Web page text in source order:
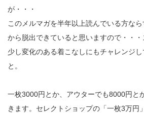
が・・・
このメルマガを半年以上読んでいる方な
から脱出できていると思いますので・・
少し変化のある着こなしにもチャレンジ
と。
一枚3000円とか、アウターでも8000円と
きます。セレクトショップの「一枚3万円